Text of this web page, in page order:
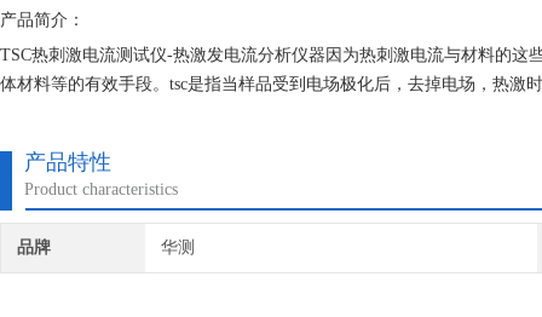
产品简介：
TSC热刺激电流测试仪-热激发电流分析仪器因为热刺激电流与材料的
体材料等的有效手段。tsc是指当样品受到电场极化后，去掉电场，热
产品特性
Product characteristics
品牌 华测